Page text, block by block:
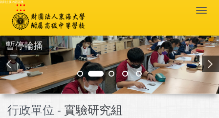
跳到主要內容區塊
:::
暫停輪播
行政單位 - 實驗研究組